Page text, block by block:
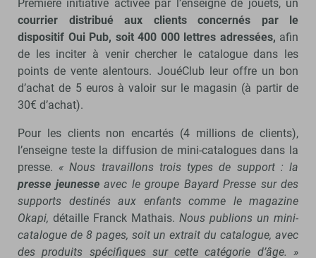
Première initiative activée par l’enseigne de jouets, un
courrier distribué aux clients concernés par le
dispositif Oui Pub, soit 400 000 lettres adressées, afin
de les inciter à venir chercher le catalogue dans les
points de vente alentours. JouéClub leur offre un bon
d’achat de 5 euros à valoir sur le magasin (à partir de
30€ d’achat).
Pour les clients non encartés (4 millions de clients),
l’enseigne teste la diffusion de mini-catalogues dans la
presse. « Nous travaillons trois types de support : la
presse jeunesseavec le groupe Bayard Presse sur des
supports destinés aux enfants comme le magazine
Okapi, détaille Franck Mathais. Nous publions un mini-
catalogue de 8 pages, soit un extrait du catalogue, avec
des produits spécifiques sur cette catégorie d’âge. »